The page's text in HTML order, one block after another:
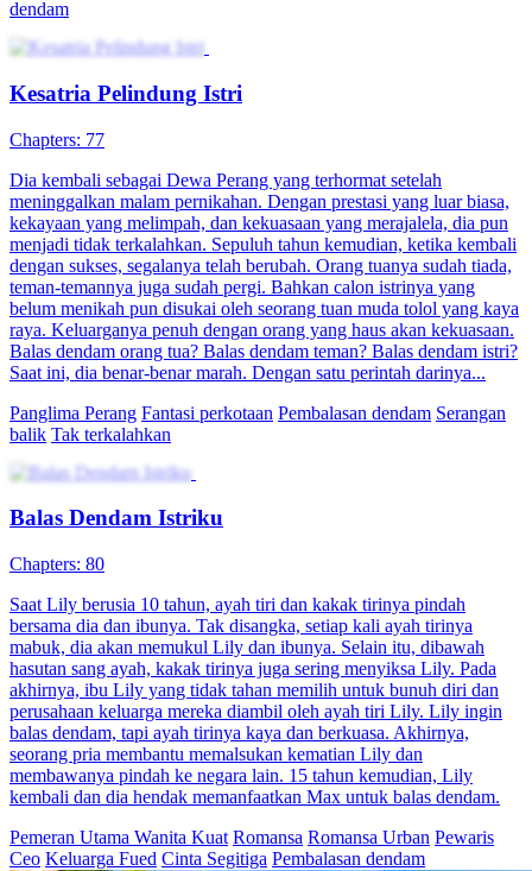
dendam
Kesatria Pelindung Istri
Chapters: 77
Dia kembali sebagai Dewa Perang yang terhormat setelah
meninggalkan malam pernikahan. Dengan prestasi yang luar biasa,
kekayaan yang melimpah, dan kekuasaan yang merajalela, dia pun
menjadi tidak terkalahkan. Sepuluh tahun kemudian, ketika kembali
dengan sukses, segalanya telah berubah. Orang tuanya sudah tiada,
teman-temannya juga sudah pergi. Bahkan calon istrinya yang
belum menikah pun disukai oleh seorang tuan muda tolol yang kaya
raya. Keluarganya penuh dengan orang yang haus akan kekuasaan.
Balas dendam orang tua? Balas dendam teman? Balas dendam istri?
Saat ini, dia benar-benar marah. Dengan satu perintah darinya...
Panglima Perang Fantasi perkotaan Pembalasan dendam Serangan
balik Tak terkalahkan
Balas Dendam Istriku
Chapters: 80
Saat Lily berusia 10 tahun, ayah tiri dan kakak tirinya pindah
bersama dia dan ibunya. Tak disangka, setiap kali ayah tirinya
mabuk, dia akan memukul Lily dan ibunya. Selain itu, dibawah
hasutan sang ayah, kakak tirinya juga sering menyiksa Lily. Pada
akhirnya, ibu Lily yang tidak tahan memilih untuk bunuh diri dan
perusahaan keluarga mereka diambil oleh ayah tiri Lily. Lily ingin
balas dendam, tapi ayah tirinya kaya dan berkuasa. Akhirnya,
seorang pria membantu memalsukan kematian Lily dan
membawanya pindah ke negara lain. 15 tahun kemudian, Lily
kembali dan dia hendak memanfaatkan Max untuk balas dendam.
Pemeran Utama Wanita Kuat Romansa Romansa Urban Pewaris
Ceo Keluarga Fued Cinta Segitiga Pembalasan dendam